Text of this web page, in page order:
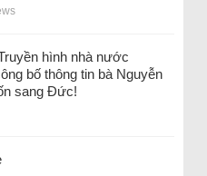
hình nhà nước
bố thông tin bà Nguyễn
sang Đức!